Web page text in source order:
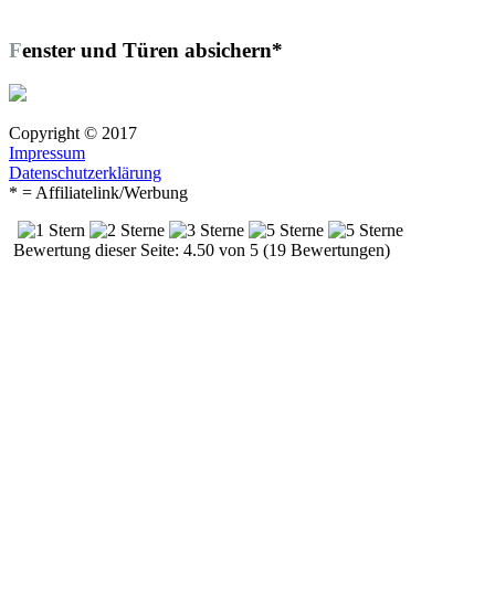
Fenster und Türen absichern*
Copyright © 2017
Impressum
Datenschutzerklärung
* = Affiliatelink/Werbung
Bewertung dieser Seite: 4.50 von 5 (19 Bewertungen)